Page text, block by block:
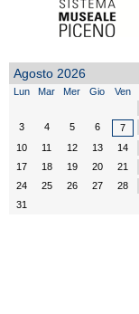
Agosto 2026
Lun Mar Mer Gio Ven
3
4 5 6 7
10
11 12 13 14
17
18 19 20 21
24
25 26 27 28
31